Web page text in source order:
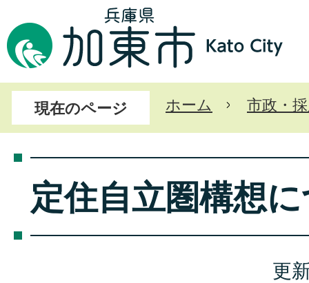
現在のページ ホーム 市政・
定住自立圏構想
更